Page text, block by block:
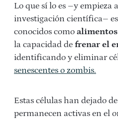
Lo que sí lo es –y empieza
investigación científica–
conocidos como
la capacidad de frenar el
identificando y eliminar
senescentes o zombis.
Estas células han dejado
permanecen activas en el